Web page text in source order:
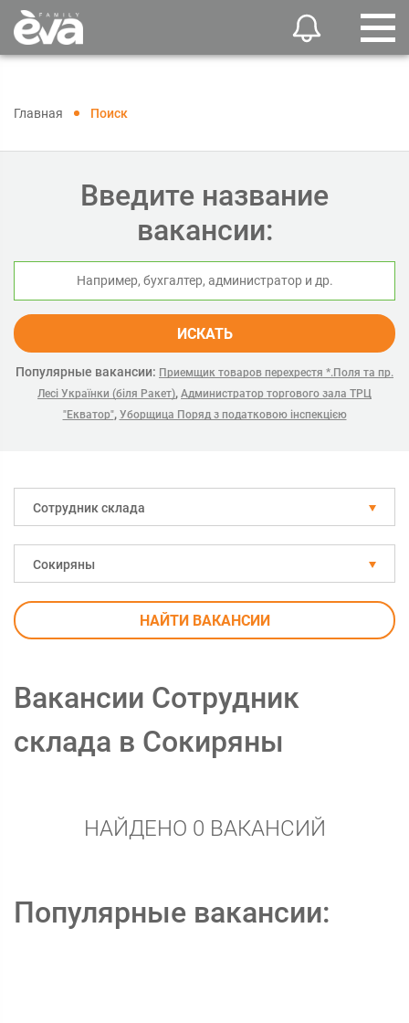
Главная Поиск
Введите название
вакансии:
ИСКАТЬ
Популярные вакансии: Приемщик товаров перехрестя *.Поля та пр.
Лесі Українки (біля Ракет), Администратор торгового зала ТРЦ
"Екватор", Уборщица Поряд з податковою інспекцією
Сотрудник склада
Сокиряны
НАЙТИ ВАКАНСИИ
Вакансии Сотрудник
склада в Сокиряны
НАЙДЕНО 0 ВАКАНСИЙ
Популярные вакансии: